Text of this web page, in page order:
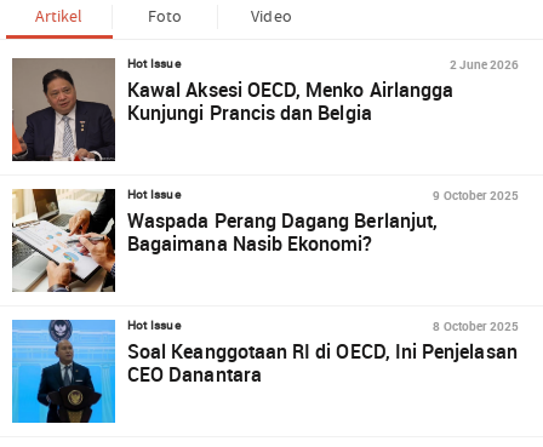
Artikel Foto Video
Hot Issue 2 June 2026
Kawal Aksesi OECD, Menko Airlangga
Kunjungi Prancis dan Belgia
Hot Issue 9 October 2025
Waspada Perang Dagang Berlanjut,
Bagaimana Nasib Ekonomi?
Hot Issue 8 October 2025
Soal Keanggotaan RI di OECD, Ini Penjelasan
CEO Danantara